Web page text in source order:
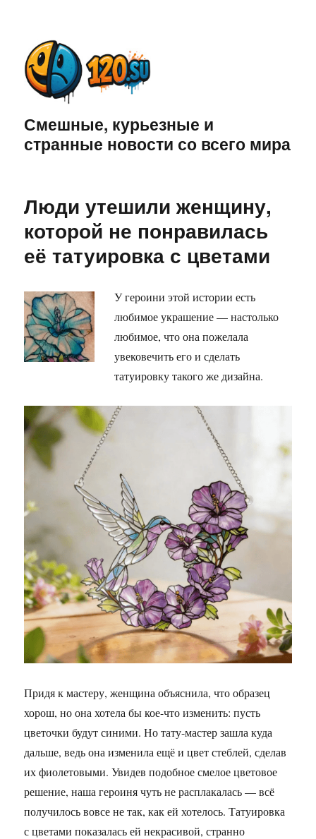
Смешные, курьезные и
странные новости со всего мира
Люди утешили женщину,
которой не понравилась
её татуировка с цветами
У героини этой истории есть
любимое украшение — настолько
любимое, что она пожелала
увековечить его и сделать
татуировку такого же дизайна.
Придя к мастеру, женщина объяснила, что образец
хорош, но она хотела бы кое-что изменить: пусть
цветочки будут синими. Но тату-мастер зашла куда
дальше, ведь она изменила ещё и цвет стеблей, сделав
их фиолетовыми. Увидев подобное смелое цветовое
решение, наша героиня чуть не расплакалась — всё
получилось вовсе не так, как ей хотелось. Татуировка
с цветами показалась ей некрасивой, странно